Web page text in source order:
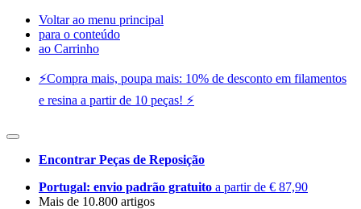
Voltar ao menu principal
para o conteúdo
ao Carrinho
⚡️Compra mais, poupa mais: 10% de desconto em filamentos
e resina a partir de 10 peças! ⚡️
Encontrar Peças de Reposição
Portugal: envio padrão gratuito a partir de € 87,90
Mais de 10.800 artigos